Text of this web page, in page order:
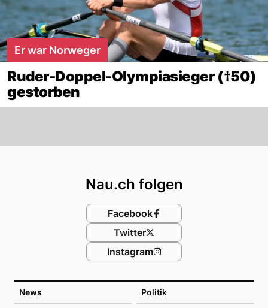
Er war Norweger
Ruder-Doppel-Olympiasieger (†50)
gestorben
News Politik
Nau.ch folgen
Facebook
Twitter
Instagram